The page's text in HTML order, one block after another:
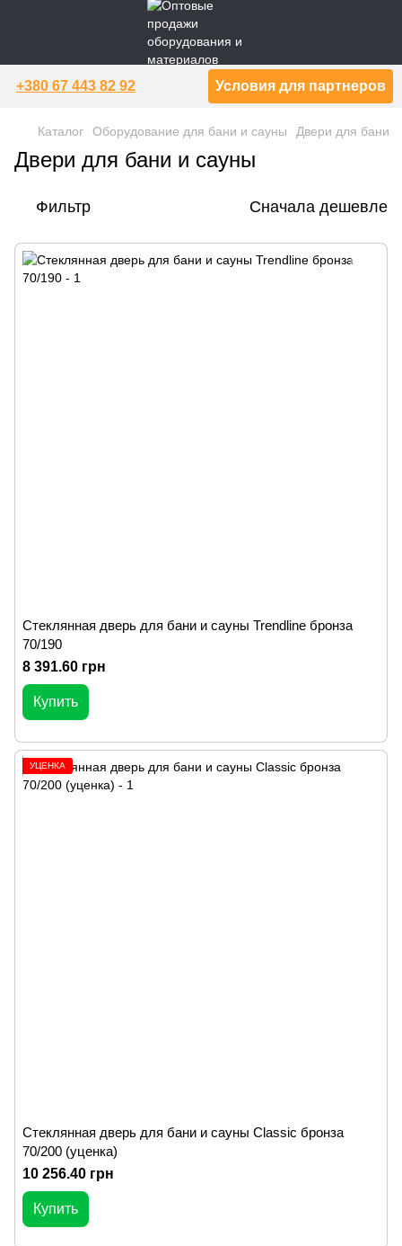
+380 67 443 82 92 Условия для партнеров
Каталог Оборудование для бани и сауны Двери для бани
Двери для бани и сауны
Фильтр Сначала дешевле
Стеклянная дверь для бани и сауны Trendline бронза
70/190
8 391.60 грн
Купить
УЦЕНКА
Стеклянная дверь для бани и сауны Classic бронза
70/200 (уценка)
10 256.40 грн
Купить